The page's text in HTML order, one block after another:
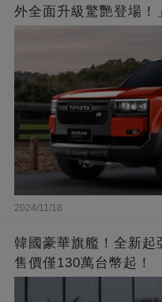
外全面升級驚艷登場！
2024/11/18
韓國豪華旗艦！全新起
售價僅130萬台幣起！